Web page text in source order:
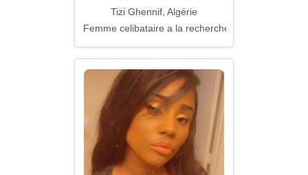
Tizi Ghennif, Algérie
Femme celibataire a la recherche d'un mari